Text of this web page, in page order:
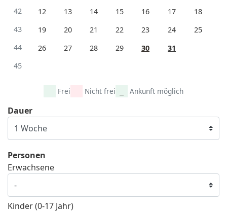
42
12 13 14 15 16 17
18
43
19 20 21 22 23 24
25
44
26 27 28 29 30
31
45
Frei Nicht frei Ankunft möglich
Dauer
Personen
Erwachsene
Kinder (0-17 Jahr)